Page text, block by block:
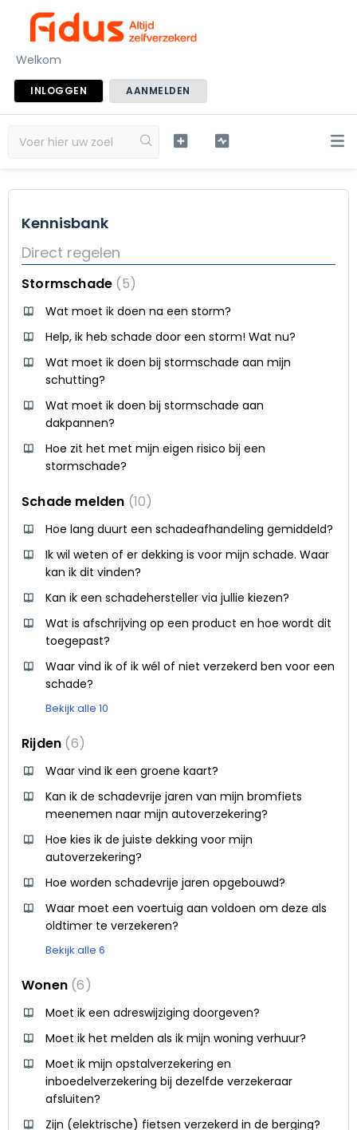
Welkom
INLOGGEN AANMELDEN
Kennisbank
Direct regelen
Stormschade 5
Wat moet ik doen na een storm?
Help, ik heb schade door een storm! Wat nu?
Wat moet ik doen bij stormschade aan mijn
schutting?
Wat moet ik doen bij stormschade aan
dakpannen?
Hoe zit het met mijn eigen risico bij een
stormschade?
Schade melden 10
Hoe lang duurt een schadeafhandeling gemiddeld?
Ik wil weten of er dekking is voor mijn schade. Waar
kan ik dit vinden?
Kan ik een schadehersteller via jullie kiezen?
Wat is afschrijving op een product en hoe wordt dit
toegepast?
Waar vind ik of ik wél of niet verzekerd ben voor een
schade?
Bekijk alle 10
Rijden 6
Waar vind ik een groene kaart?
Kan ik de schadevrije jaren van mijn bromfiets
meenemen naar mijn autoverzekering?
Hoe kies ik de juiste dekking voor mijn
autoverzekering?
Hoe worden schadevrije jaren opgebouwd?
Waar moet een voertuig aan voldoen om deze als
oldtimer te verzekeren?
Bekijk alle 6
Wonen 6
Moet ik een adreswijziging doorgeven?
Moet ik het melden als ik mijn woning verhuur?
Moet ik mijn opstalverzekering en
inboedelverzekering bij dezelfde verzekeraar
afsluiten?
Zijn (elektrische) fietsen verzekerd in de berging?